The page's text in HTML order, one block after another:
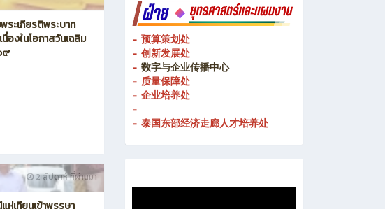
- 学生权益部
-专业人才部
- 专业人才部
- 预算策划处
- 创新发展处
- 数字与企业传播中心